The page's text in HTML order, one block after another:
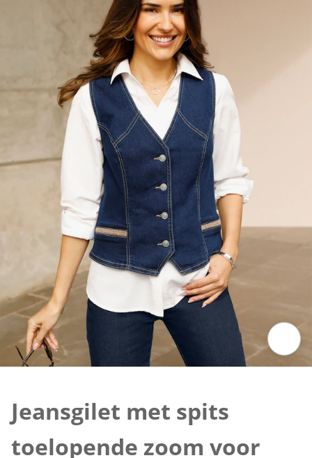
Jeansgilet met spits
toelopende zoom voor